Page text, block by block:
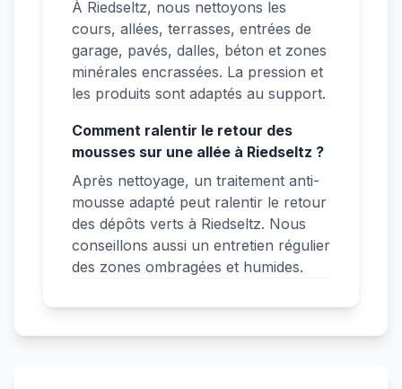
À Riedseltz, nous nettoyons les
cours, allées, terrasses, entrées de
garage, pavés, dalles, béton et zones
minérales encrassées. La pression et
les produits sont adaptés au support.
Comment ralentir le retour des
mousses sur une allée à Riedseltz ?
Après nettoyage, un traitement anti-
mousse adapté peut ralentir le retour
des dépôts verts à Riedseltz. Nous
conseillons aussi un entretien régulier
des zones ombragées et humides.